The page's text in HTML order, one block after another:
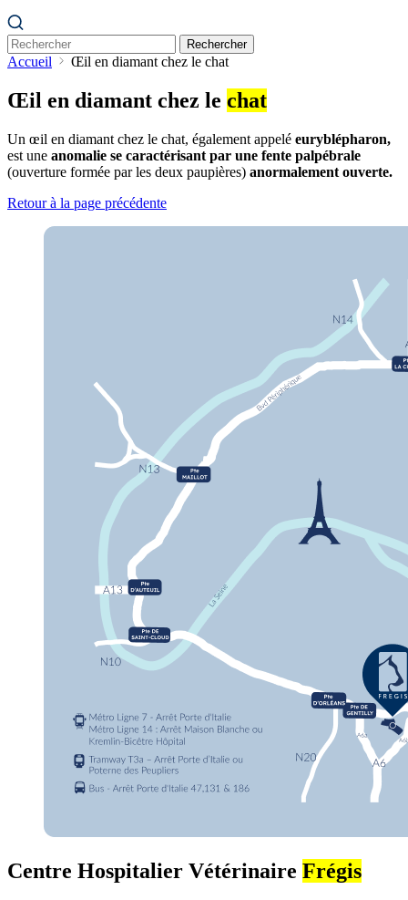
Rechercher
Accueil Œil en diamant chez le chat
Œil en diamant chez le chat
Un œil en diamant chez le chat, également appelé euryblépharon,
est une anomalie se caractérisant par une fente palpébrale
(ouverture formée par les deux paupières) anormalement ouverte.
Retour à la page précédente
Centre Hospitalier Vétérinaire Frégis